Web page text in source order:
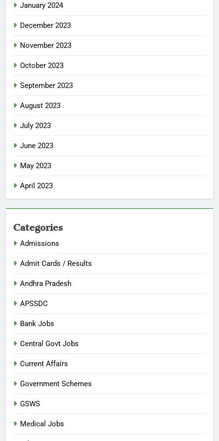
January 2024
December 2023
November 2023
October 2023
September 2023
August 2023
July 2023
June 2023
May 2023
April 2023
Categories
Admissions
Admit Cards / Results
Andhra Pradesh
APSSDC
Bank Jobs
Central Govt Jobs
Current Affairs
Government Schemes
GSWS
Medical Jobs